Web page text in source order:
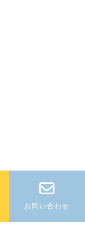
料相談
お問い合わせ